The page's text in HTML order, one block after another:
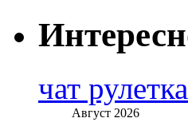
чат
Август 2026